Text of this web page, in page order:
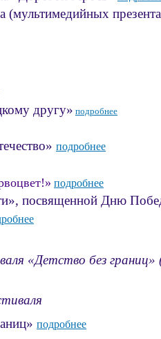
(мультимедийных
другу» подробнее
подробнее
подробнее
посвященной Дню
«Детство без границ»
подробнее